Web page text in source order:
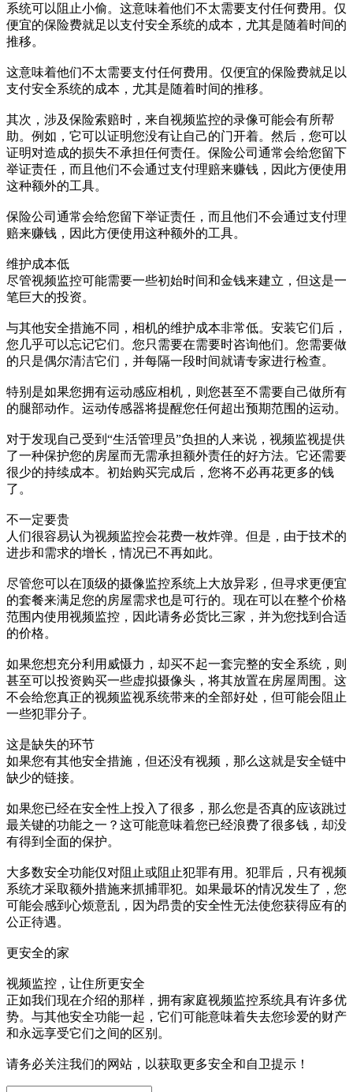
系统可以阻止小偷。这意味着他们不太需要支付任何费用。仅
便宜的保险费就足以支付安全系统的成本，尤其是随着时间的
推移。
这意味着他们不太需要支付任何费用。仅便宜的保险费就足以
支付安全系统的成本，尤其是随着时间的推移。
其次，涉及保险索赔时，来自视频监控的录像可能会有所帮
助。例如，它可以证明您没有让自己的门开着。然后，您可以
证明对造成的损失不承担任何责任。保险公司通常会给您留下
举证责任，而且他们不会通过支付理赔来赚钱，因此方便使用
这种额外的工具。
保险公司通常会给您留下举证责任，而且他们不会通过支付理
赔来赚钱，因此方便使用这种额外的工具。
维护成本低
尽管视频监控可能需要一些初始时间和金钱来建立，但这是一
笔巨大的投资。
与其他安全措施不同，相机的维护成本非常低。安装它们后，
您几乎可以忘记它们。您只需要在需要时咨询他们。您需要做
的只是偶尔清洁它们，并每隔一段时间就请专家进行检查。
特别是如果您拥有运动感应相机，则您甚至不需要自己做所有
的腿部动作。运动传感器将提醒您任何超出预期范围的运动。
对于发现自己受到“生活管理员”负担的人来说，视频监视提供
了一种保护您的房屋而无需承担额外责任的好方法。它还需要
很少的持续成本。初始购买完成后，您将不必再花更多的钱
了。
不一定要贵
人们很容易认为视频监控会花费一枚炸弹。但是，由于技术的
进步和需求的增长，情况已不再如此。
尽管您可以在顶级的摄像监控系统上大放异彩，但寻求更便宜
的套餐来满足您的房屋需求也是可行的。现在可以在整个价格
范围内使用视频监控，因此请务必货比三家，并为您找到合适
的价格。
如果您想充分利用威慑力，却买不起一套完整的安全系统，则
甚至可以投资购买一些虚拟摄像头，将其放置在房屋周围。这
不会给您真正的视频监视系统带来的全部好处，但可能会阻止
一些犯罪分子。
这是缺失的环节
如果您有其他安全措施，但还没有视频，那么这就是安全链中
缺少的链接。
如果您已经在安全性上投入了很多，那么您是否真的应该跳过
最关键的功能之一？这可能意味着您已经浪费了很多钱，却没
有得到全面的保护。
大多数安全功能仅对阻止或阻止犯罪有用。犯罪后，只有视频
系统才采取额外措施来抓捕罪犯。如果最坏的情况发生了，您
可能会感到心烦意乱，因为昂贵的安全性无法使您获得应有的
公正待遇。
更安全的家
视频监控，让住所更安全
正如我们现在介绍的那样，拥有家庭视频监控系统具有许多优
势。与其他安全功能一起，它们可能意味着失去您珍爱的财产
和永远享受它们之间的区别。
请务必关注我们的网站，以获取更多安全和自卫提示！